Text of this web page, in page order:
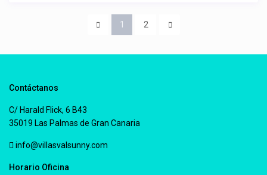
1 2
Contáctanos
C/ Harald Flick, 6 B43
35019 Las Palmas de Gran Canaria
info@villasvalsunny.com
Horario Oficina